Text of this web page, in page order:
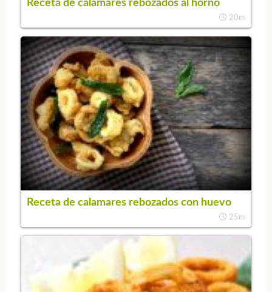
Receta de calamares rebozados al horno
20m
Receta de calamares rebozados con huevo
25m